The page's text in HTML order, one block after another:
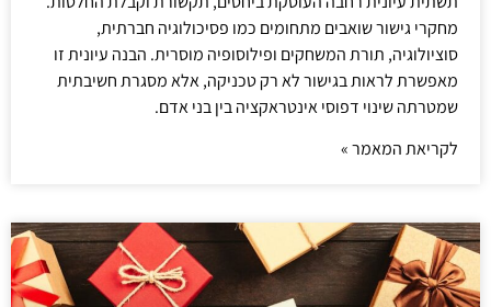
מחקרי גישור שואבים מתחומים כמו פסיכולוגיה חברתית,
סוציולוגיה, תורת המשחקים ופילוסופיה מוסרית. הבנה עיונית זו
מאפשרת לראות בגישור לא רק טכניקה, אלא מסגרת חשיבתית
שמטרתה שינוי דפוסי אינטראקציה בין בני אדם.
לקריאת המאמר »